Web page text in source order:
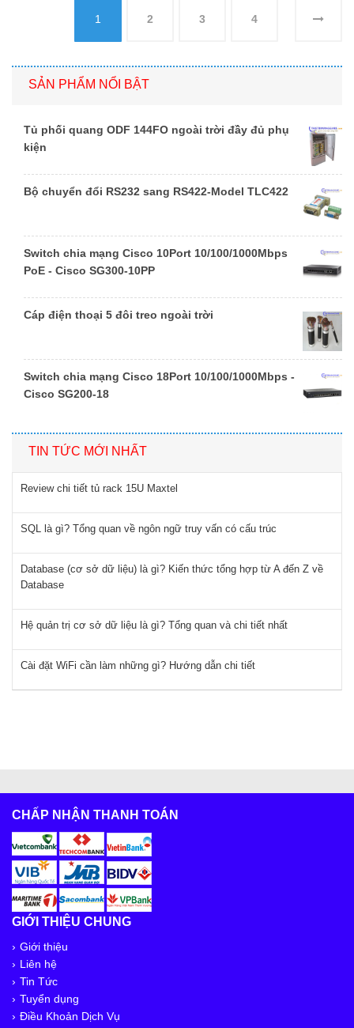
1 2 3 4
SẢN PHẨM NỔI BẬT
Tủ phối quang ODF 144FO ngoài trời đầy đủ phụ
kiện
Bộ chuyển đổi RS232 sang RS422-Model TLC422
Switch chia mạng Cisco 10Port 10/100/1000Mbps
PoE - Cisco SG300-10PP
Cáp điện thoại 5 đôi treo ngoài trời
Switch chia mạng Cisco 18Port 10/100/1000Mbps -
Cisco SG200-18
TIN TỨC MỚI NHẤT
Review chi tiết tủ rack 15U Maxtel
SQL là gì? Tổng quan về ngôn ngữ truy vấn có cấu trúc
Database (cơ sở dữ liệu) là gì? Kiến thức tổng hợp từ A đến Z về
Database
Hệ quản trị cơ sở dữ liệu là gì? Tổng quan và chi tiết nhất
Cài đặt WiFi cần làm những gì? Hướng dẫn chi tiết
CHẤP NHẬN THANH TOÁN
GIỚI THIỆU CHUNG
Giới thiệu
Liên hệ
Tin Tức
Tuyển dụng
Điều Khoản Dịch Vụ